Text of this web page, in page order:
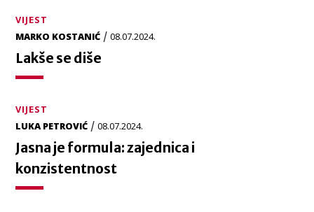
VIJEST
MARKO KOSTANIĆ /08.07.2024.
Lakše se diše
VIJEST
LUKA PETROVIĆ /08.07.2024.
Jasna je formula: zajednica i
konzistentnost